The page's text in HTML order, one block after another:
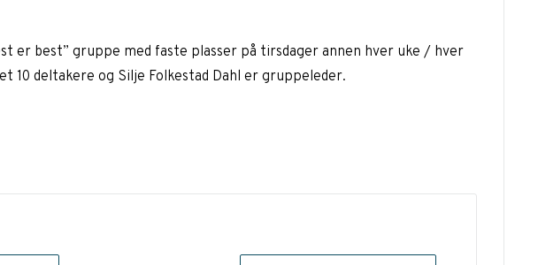
er best” gruppe med faste plasser på tirsdager annen hver uke / hver
10 deltakere og Silje Folkestad Dahl er gruppeleder.